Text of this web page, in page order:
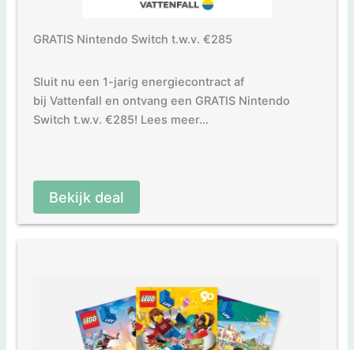
GRATIS Nintendo Switch t.w.v. €285
Sluit nu een 1-jarig energiecontract af
bij Vattenfall en ontvang een GRATIS Nintendo
Switch t.w.v. €285! Lees meer…
Bekijk deal